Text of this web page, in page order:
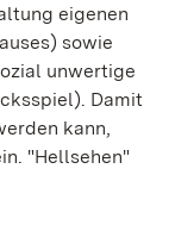
eigenen
sowie
unwertige
Damit
kann,
"Hellsehen"